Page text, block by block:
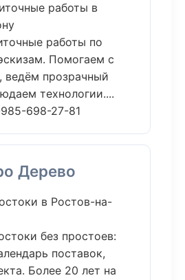
работы в
работы по
Помогаем с
ведём прозрачный
технологии....
698-27-81
Дерево
в Ростов-на-
без простоев:
поставок,
Более 20 лет на